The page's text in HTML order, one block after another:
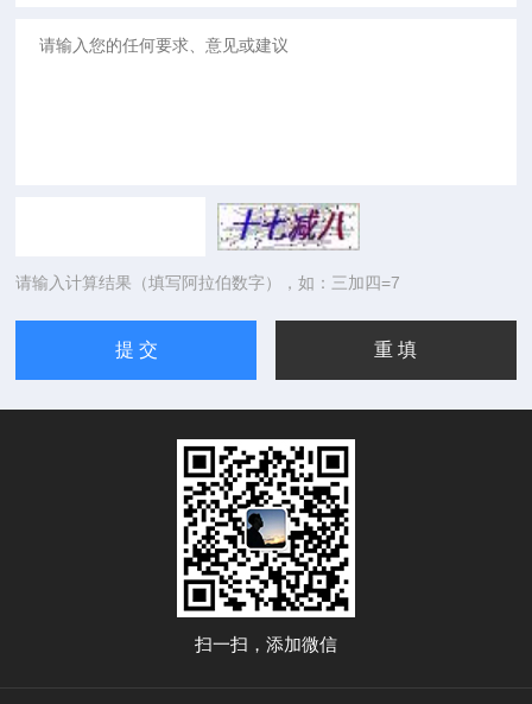
请输入计算结果（填写阿拉伯数字），如：三加四=7
扫一扫，添加微信